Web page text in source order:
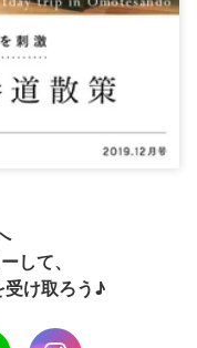
して、
受け取ろう♪